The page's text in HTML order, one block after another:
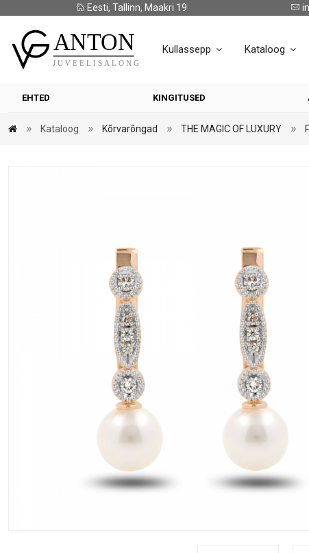
Eesti, Tallinn, Maakri 19
Kullassepp Kataloog
EHTED KINGITUSED
Kataloog Kõrvarõngad THE MAGIC OF LUXURY